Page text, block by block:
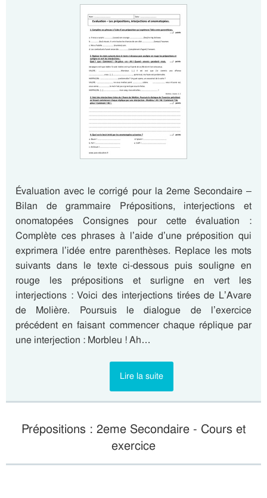
Évaluation avec le corrigé pour la 2eme Secondaire –
Bilan de grammaire Prépositions, interjections et
onomatopées Consignes pour cette évaluation :
Complète ces phrases à l’aide d’une préposition qui
exprimera l’idée entre parenthèses. Replace les mots
suivants dans le texte ci-dessous puis souligne en
rouge les prépositions et surligne en vert les
interjections : Voici des interjections tirées de L’Avare
de Molière. Poursuis le dialogue de l’exercice
précédent en faisant commencer chaque réplique par
une interjection : Morbleu ! Ah…
Lire la suite
Prépositions : 2eme Secondaire - Cours et
exercice